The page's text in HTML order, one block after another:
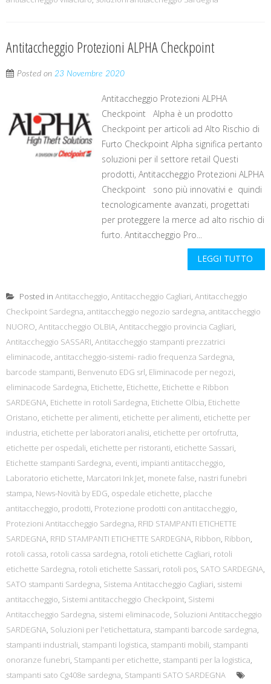
Antitaccheggio Protezioni ALPHA Checkpoint
Posted on 23 Novembre 2020
Antitaccheggio Protezioni ALPHA
Checkpoint Alpha è un prodotto
Checkpoint per articoli ad Alto Rischio di
Furto Checkpoint Alpha significa pertanto
soluzioni per il settore retail Questi
prodotti, Antitaccheggio Protezioni ALPHA
Checkpoint sono più innovativi e quindi
tecnologicamente avanzati, progettati
per proteggere la merce ad alto rischio di
furto. Antitaccheggio Pro...
LEGGI TUTTO
Posted in Antitaccheggio, Antitaccheggio Cagliari, Antitaccheggio
Checkpoint Sardegna, antitaccheggio negozio sardegna, antitaccheggio
NUORO, Antitaccheggio OLBIA, Antitaccheggio provincia Cagliari,
Antitaccheggio SASSARI, Antitaccheggio stampanti prezzatrici
eliminacode, antitaccheggio-sistemi- radio frequenza Sardegna,
barcode stampanti, Benvenuto EDG srl, Eliminacode per negozi,
eliminacode Sardegna, Etichette, Etichette, Etichette e Ribbon
SARDEGNA, Etichette in rotoli Sardegna, Etichette Olbia, Etichette
Oristano, etichette per alimenti, etichette per alimenti, etichette per
industria, etichette per laboratori analisi, etichette per ortofrutta,
etichette per ospedali, etichette per ristoranti, etichette Sassari,
Etichette stampanti Sardegna, eventi, impianti antitaccheggio,
Laboratorio etichette, Marcatori Ink Jet, monete false, nastri funebri
stampa, News-Novità by EDG, ospedale etichette, placche
antitaccheggio, prodotti, Protezione prodotti con antitaccheggio,
Protezioni Antitaccheggio Sardegna, RFID STAMPANTI ETICHETTE
SARDEGNA, RFID STAMPANTI ETICHETTE SARDEGNA, Ribbon, Ribbon,
rotoli cassa, rotoli cassa sardegna, rotoli etichette Cagliari, rotoli
etichette Sardegna, rotoli etichette Sassari, rotoli pos, SATO SARDEGNA,
SATO stampanti Sardegna, Sistema Antitaccheggio Cagliari, sistemi
antitaccheggio, Sistemi antitaccheggio Checkpoint, Sistemi
Antitaccheggio Sardegna, sistemi eliminacode, Soluzioni Antitaccheggio
SARDEGNA, Soluzioni per l'etichettatura, stampanti barcode sardegna,
stampanti industriali, stampanti logistica, stampanti mobili, stampanti
onoranze funebri, Stampanti per etichette, stampanti per la logistica,
stampanti sato Cg408e sardegna, Stampanti SATO SARDEGNA